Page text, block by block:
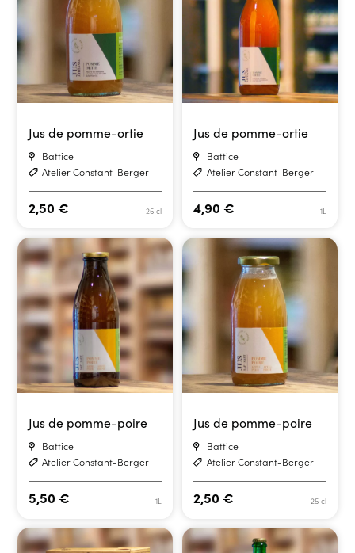
Jus de pomme-ortie
Battice
Atelier Constant-Berger
25 cl
2,50€
Jus de pomme-ortie
Battice
Atelier Constant-Berger
1L
4,90 €
Jus de pomme-poire
Battice
Atelier Constant-Berger
1L
5,50€
Jus de pomme-poire
Battice
Atelier Constant-Berger
25 cl
2,50 €